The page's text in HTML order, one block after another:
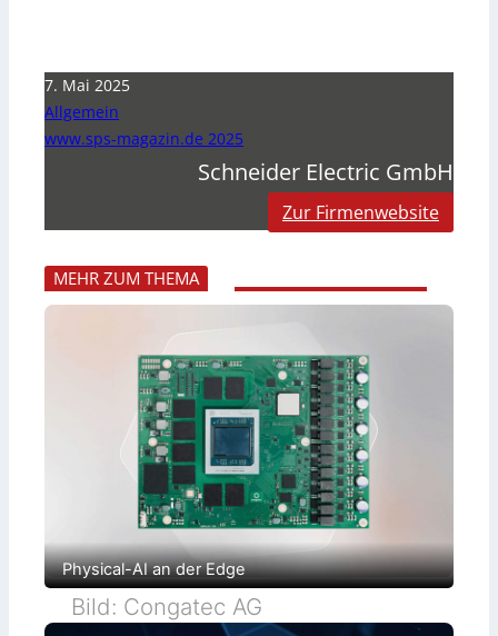
7. Mai 2025
Allgemein
www.sps-magazin.de 2025
Schneider Electric GmbH
Zur Firmenwebsite
MEHR ZUM THEMA
Physical-AI an der Edge
Bild: Congatec AG